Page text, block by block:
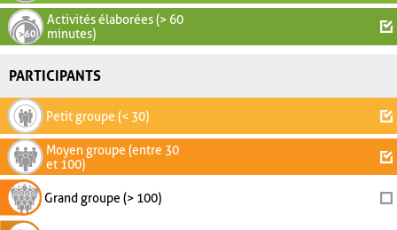
Activités élaborées (> 60
minutes)
PARTICIPANTS
Petit groupe (< 30)
Moyen groupe (entre 30
et 100)
Grand groupe (> 100)